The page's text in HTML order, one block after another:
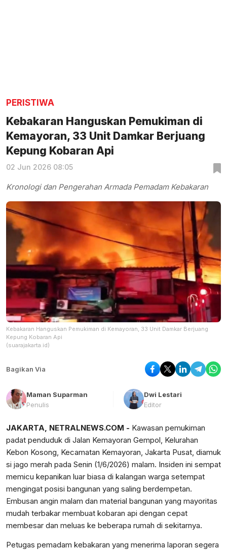
PERISTIWA
Kebakaran Hanguskan Pemukiman di
Kemayoran, 33 Unit Damkar Berjuang
Kepung Kobaran Api
02 Jun 2026 08:05
Kronologi dan Pengerahan Armada Pemadam Kebakaran
Kebakaran Hanguskan Pemukiman di Kemayoran, 33 Unit Damkar Berjuang
Kepung Kobaran Api
(suarajakarta.id)
Bagikan Via
Maman Suparman
Penulis
Dwi Lestari
Editor
JAKARTA, NETRALNEWS.COM - Kawasan pemukiman
padat penduduk di Jalan Kemayoran Gempol, Kelurahan
Kebon Kosong, Kecamatan Kemayoran, Jakarta Pusat, diamuk
si jago merah pada Senin (1/6/2026) malam. Insiden ini sempat
memicu kepanikan luar biasa di kalangan warga setempat
mengingat posisi bangunan yang saling berdempetan.
Embusan angin malam dan material bangunan yang mayoritas
mudah terbakar membuat kobaran api dengan cepat
membesar dan meluas ke beberapa rumah di sekitarnya.
Petugas pemadam kebakaran yang menerima laporan segera